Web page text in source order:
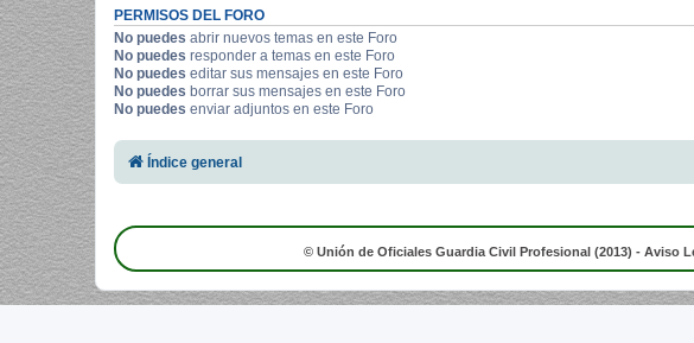
PERMISOS DEL FORO
No puedes abrir nuevos temas en este Foro
No puedes responder a temas en este Foro
No puedes editar sus mensajes en este Foro
No puedes borrar sus mensajes en este Foro
No puedes enviar adjuntos en este Foro
Índice general
© Unión de Oficiales Guardia Civil Profesional (2013) - Aviso